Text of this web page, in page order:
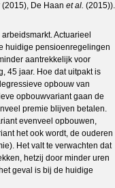
De Haan et al. (2015)).
Actuarieel
huidige pensioenregelingen
aantrekkelijk voor
45 jaar. Hoe dat uitpakt is
opbouw van
opbouwvariant gaan de
premie blijven betalen.
evenveel opbouwen,
het ook wordt, de ouderen
Het valt te verwachten dat
hetzij door minder uren
geval is bij de huidige